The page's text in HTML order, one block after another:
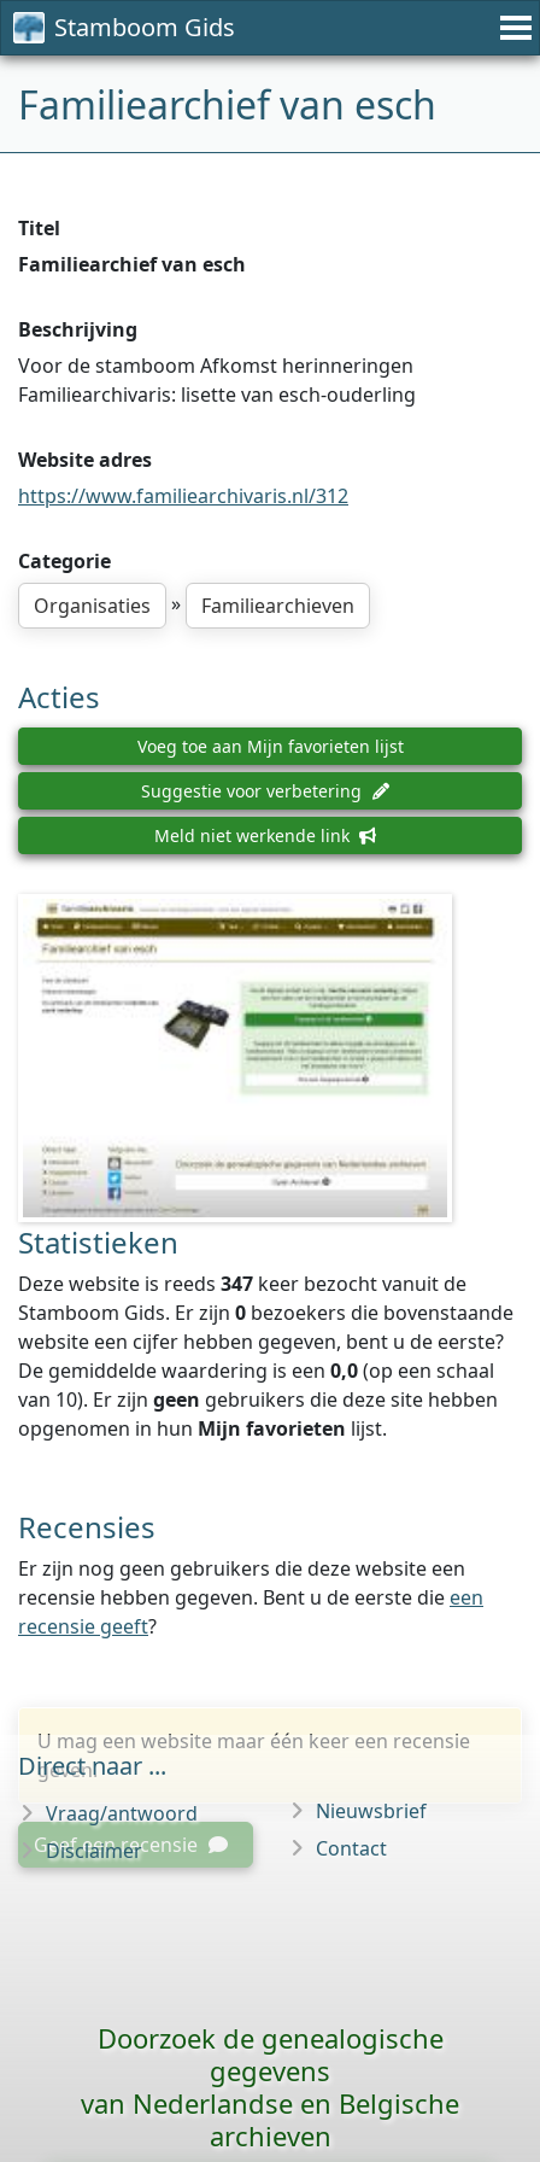
Stamboom Gids
Familiearchief van esch
Titel
Familiearchief van esch
Beschrijving
Voor de stamboom Afkomst herinneringen
Familiearchivaris: lisette van esch-ouderling
Website adres
https://www.familiearchivaris.nl/312
Categorie
Organisaties
» Familiearchieven
Acties
Voeg toe aan Mijn favorieten lijst
Suggestie voor verbetering
Meld niet werkende link
Statistieken
Deze website is reeds 347 keer bezocht vanuit de
Stamboom Gids. Er zijn 0 bezoekers die bovenstaande
website een cijfer hebben gegeven, bent u de eerste?
De gemiddelde waardering is een 0,0(op een schaal
van 10). Er zijn geen gebruikers die deze site hebben
opgenomen in hun Mijn favorieten lijst.
Recensies
Er zijn nog geen gebruikers die deze website een
recensie hebben gegeven. Bent u de eerste die een
recensie geeft?
U mag een website maar één keer een recensie
geven.
Geef een recensie
Direct naar ...
Vraag/antwoord
Disclaimer
Nieuwsbrief
Contact
Doorzoek de genealogische
gegevens
van Nederlandse en Belgische
archieven